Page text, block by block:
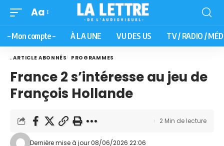
Aa
– Mon compte – À LA UNE VU DES US TV / RADIO /
. ARTICLE ABONNÉS PROGRAMMES
France 2 s’intéresse au jeu de
François Hollande
Dernière mise à jour 08/06/2026 22:06
2 Min de lecture